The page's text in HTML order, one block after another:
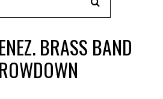
BRASS BAND